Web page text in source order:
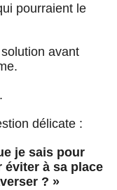
pourraient le
avant
délicate :
je sais pour
à sa place
? »